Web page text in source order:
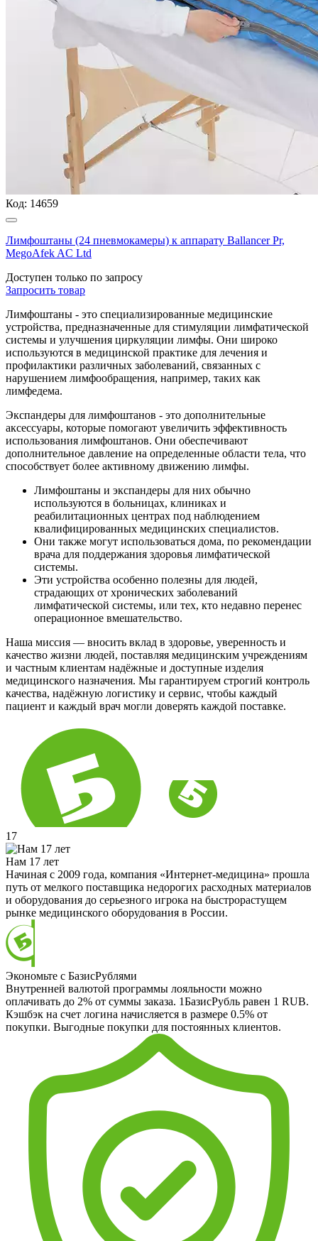
Код: 14659
Лимфоштаны (24 пневмокамеры) к аппарату Ballancer Pr,
MegoAfek AC Ltd
Доступен только по запросу
Запросить товар
Лимфоштаны - это специализированные медицинские
устройства, предназначенные для стимуляции лимфатической
системы и улучшения циркуляции лимфы. Они широко
используются в медицинской практике для лечения и
профилактики различных заболеваний, связанных с
нарушением лимфообращения, например, таких как
лимфедема.
Экспандеры для лимфоштанов - это дополнительные
аксессуары, которые помогают увеличить эффективность
использования лимфоштанов. Они обеспечивают
дополнительное давление на определенные области тела, что
способствует более активному движению лимфы.
Лимфоштаны и экспандеры для них обычно
используются в больницах, клиниках и
реабилитационных центрах под наблюдением
квалифицированных медицинских специалистов.
Они также могут использоваться дома, по рекомендации
врача для поддержания здоровья лимфатической
системы.
Эти устройства особенно полезны для людей,
страдающих от хронических заболеваний
лимфатической системы, или тех, кто недавно перенес
операционное вмешательство.
Наша миссия — вносить вклад в здоровье, уверенность и
качество жизни людей, поставляя медицинским учреждениям
и частным клиентам надёжные и доступные изделия
медицинского назначения. Мы гарантируем строгий контроль
качества, надёжную логистику и сервис, чтобы каждый
пациент и каждый врач могли доверять каждой поставке.
17
Нам 17 лет
Начиная с 2009 года, компания «Интернет-медицина» прошла
путь от мелкого поставщика недорогих расходных материалов
и оборудования до серьезного игрока на быстрорастущем
рынке медицинского оборудования в России.
Экономьте с БазисРублями
Внутренней валютой программы лояльности можно
оплачивать до 2% от суммы заказа. 1БазисРубль равен 1 RUB.
Кэшбэк на счет логина начисляется в размере 0.5% от
покупки. Выгодные покупки для постоянных клиентов.